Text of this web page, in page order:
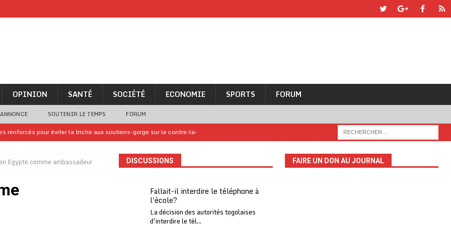
OPINION SANTÉ SOCIÉTÉ ECONOMIE SPORTS FORUM
SOUTENIR LE TEMPS FORUM
renforcés pour éviter la triche aux soutiens-gorge sur le contre-la-
confirme sa présence à la fête nationale
A LA UNE
jours de congés en Grèce
billet de loterie gagnant que son propriétaire avait envoyé à un proche
Egypte comme ambassadeur DISCUSSIONS
Fallait-il interdire le téléphone à
l'école?
La décision des autorités togolaises
d'interdire le tél...
FAIRE UN DON AU JOURNAL